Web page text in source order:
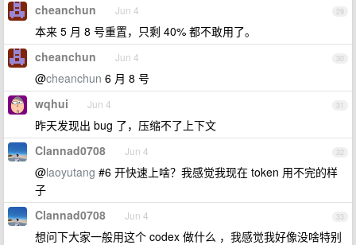
29
cheanchun Jun 4
本来 5 月 8 号重置，只剩 40% 都不敢用了。
30
cheanchun Jun 4
@cheanchun 6 月 8 号
31
wqhui Jun 4
昨天发现出 bug 了，压缩不了上下文
32
Clannad0708 Jun 4
@laoyutang #6 开快速上啥？我感觉我现在 token 用不完的样
子
33
Clannad0708 Jun 4
想问下大家一般用这个 codex 做什么 ，我感觉我好像没啥特别